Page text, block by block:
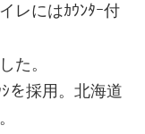
レにはｶｳﾝﾀｰ付
た。
を採用。北海道